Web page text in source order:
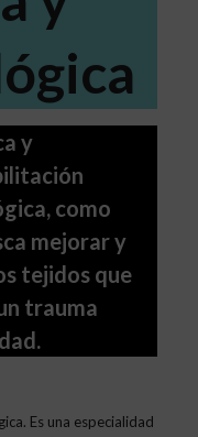
y
como
mejorar y
tejidos que
trauma
Es una especialidad